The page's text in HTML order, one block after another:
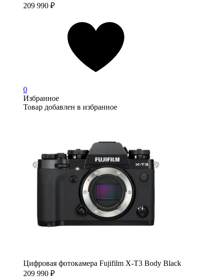
209 990 ₽
0
Избранное
Товар добавлен в избранное
Цифровая фотокамера Fujifilm X-T3 Body Black
209 990 ₽